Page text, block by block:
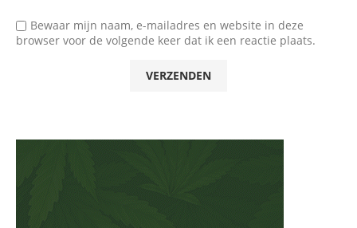
Bewaar mijn naam, e-mailadres en website in deze
browser voor de volgende keer dat ik een reactie plaats.